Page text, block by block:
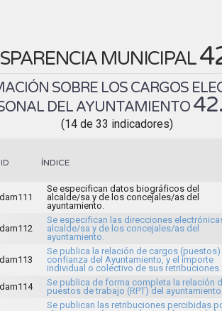
MUNICIPAL
SOBRE LOS CARGOS
DEL AYUNTAMIENTO
(14 de 33 indicadores)
ID ÍNDICE
dam111
Se especifican datos biográficos del
alcalde/sa y de los concejales/as del
ayuntamiento.
dam112
Se especifican las direcciones
alcalde/sa y de los concejales/as del
ayuntamiento.
dam113
Se publica la relación de cargos
confianza del Ayuntamiento, y el importe
individual o colectivo de sus retribuciones.
dam114
Se publica de forma completa la relación
puestos de trabajo (RPT) del
Se publican las retribuciones percibidas